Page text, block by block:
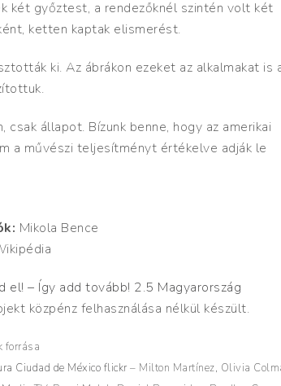
két győztest, a rendezőknél szintén volt két
ketten kaptak elismerést.
ki. Az ábrákon ezeket az alkalmakat is
állapot. Bízunk benne, hogy az amerikai
a művészi teljesítményt értékelve adják le
Mikola Bence
el! – Így add tovább! 2.5 Magyarország
közpénz felhasználása nélkül készült.
forrása
Ciudad de México flickr – Milton Martínez, Olivia